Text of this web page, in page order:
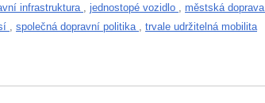
infrastruktura jednostopé vozidlo městská doprava
společná dopravní politika trvale udržitelná mobilita